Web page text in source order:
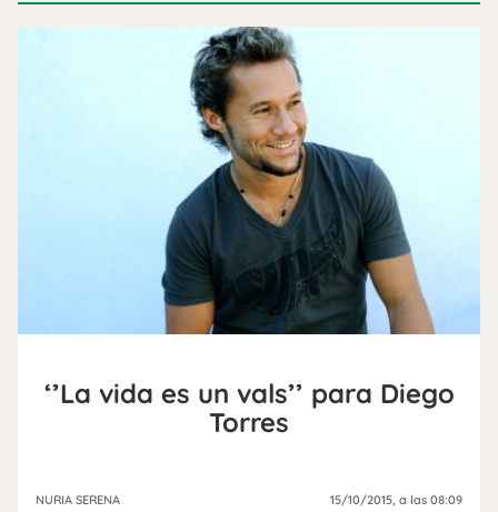
‘’La vida es un vals’’ para Diego
Torres
NURIA SERENA 15/10/2015 , a las 08:09